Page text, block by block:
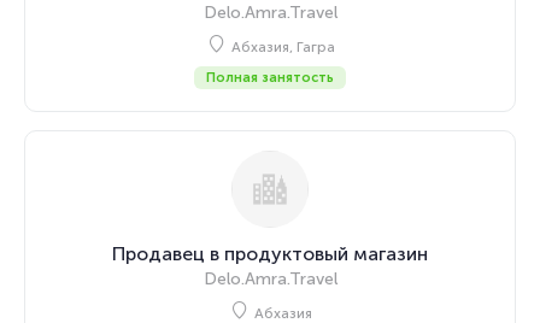
Delo.Amra.Travel
Абхазия, Гагра
Полная занятость
Продавец в продуктовый магазин
Delo.Amra.Travel
Абхазия